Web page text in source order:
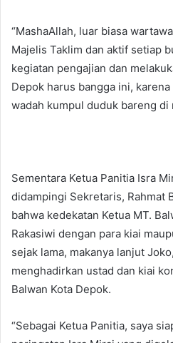
“MashaAllah, luar biasa
Majelis Taklim dan aktif setiap
kegiatan pengajian dan
Depok harus bangga ini,
wadah kumpul duduk bareng di
Sementara Ketua Panitia Isra
didampingi Sekretaris, Rahmat
bahwa kedekatan Ketua MT.
Rakasiwi dengan para kiai
sejak lama, makanya lanjut
menghadirkan ustad dan kiai
Balwan Kota Depok.
“Sebagai Ketua Panitia, saya